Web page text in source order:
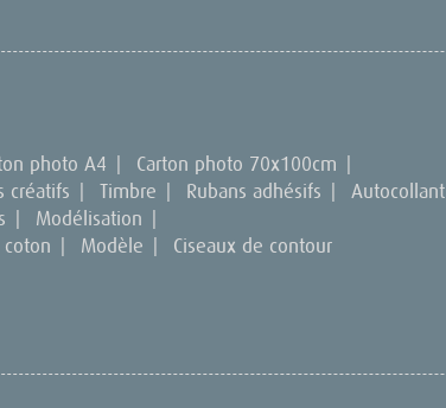
photo A4 Carton photo 70x100cm
créatifs Timbre Rubans adhésifs
Autocollant
Modélisation
Modèle Ciseaux de contour